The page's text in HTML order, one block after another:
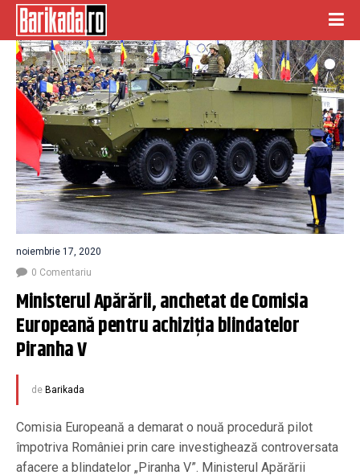
noiembrie 17, 2020
0 Comentariu
Ministerul Apărării, anchetat de Comisia
Europeană pentru achiziția blindatelor
Piranha V
de Barikada
Comisia Europeană a demarat o nouă procedură pilot
împotriva României prin care investighează controversata
afacere a blindatelor „Piranha V”. Ministerul Apărării